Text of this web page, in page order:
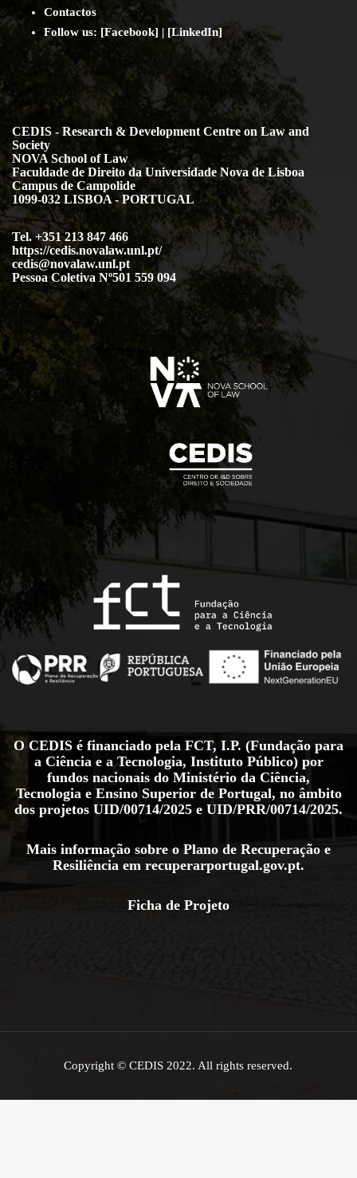
Contactos
Follow us: [Facebook] | [LinkedIn]
CEDIS - Research & Development Centre on Law and
Society
NOVA School of Law
Faculdade de Direito da Universidade Nova de Lisboa
Campus de Campolide
1099-032 LISBOA - PORTUGAL
Tel. +351 213 847 466
https://cedis.novalaw.unl.pt/
cedis@novalaw.unl.pt
Pessoa Coletiva Nº501 559 094
O CEDIS é financiado pela FCT, I.P. (Fundação para
a Ciência e a Tecnologia, Instituto Público) por
fundos nacionais do Ministério da Ciência,
Tecnologia e Ensino Superior de Portugal, no âmbito
dos projetos UID/00714/2025 e UID/PRR/00714/2025.
Mais informação sobre o Plano de Recuperação e
Resiliência em recuperarportugal.gov.pt.
Ficha de Projeto
Copyright © CEDIS 2022. All rights reserved.